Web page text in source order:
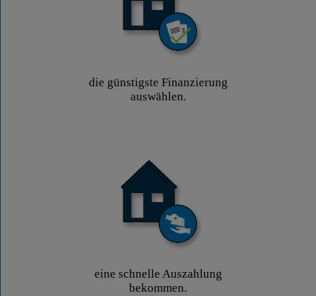
die günstigste Finanzierung
auswählen.
eine schnelle Auszahlung
bekommen.